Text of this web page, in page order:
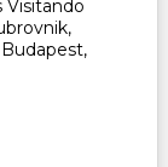
Visitando